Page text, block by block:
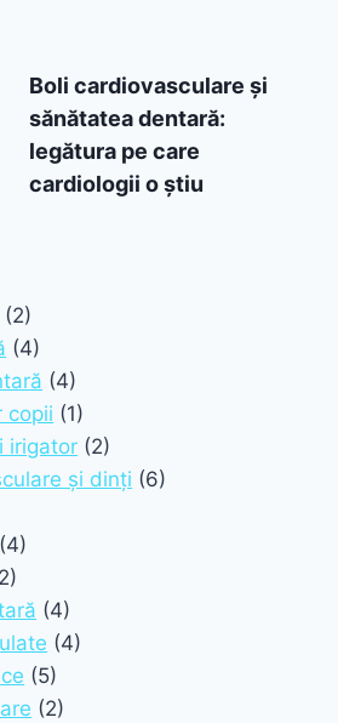
Boli cardiovasculare și
sănătatea dentară:
legătura pe care
cardiologii o știu
(2)
(4)
(4)
copii (1)
irigator (2)
și dinți (6)
(4)
(4)
(4)
(5)
(2)